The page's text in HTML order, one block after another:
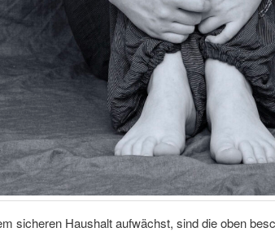
sicheren Haushalt aufwächst, sind die oben